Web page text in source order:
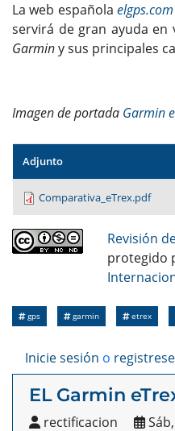
La web españolaelgps.com
servirá de gran ayuda
Garminy sus principales
Imagen de portada Garmin
Adjunto
Comparativa_eTrex.pdf
Revisión
protegido
gps garmin etrex
Inicie sesión o registrese
EL Garmin
rectificacion